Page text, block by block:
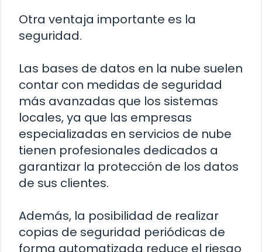
Otra ventaja importante es la
seguridad.
Las bases de datos en la nube suelen
contar con medidas de seguridad
más avanzadas que los sistemas
locales, ya que las empresas
especializadas en servicios de nube
tienen profesionales dedicados a
garantizar la protección de los datos
de sus clientes.
Además, la posibilidad de realizar
copias de seguridad periódicas de
forma automatizada reduce el riesgo